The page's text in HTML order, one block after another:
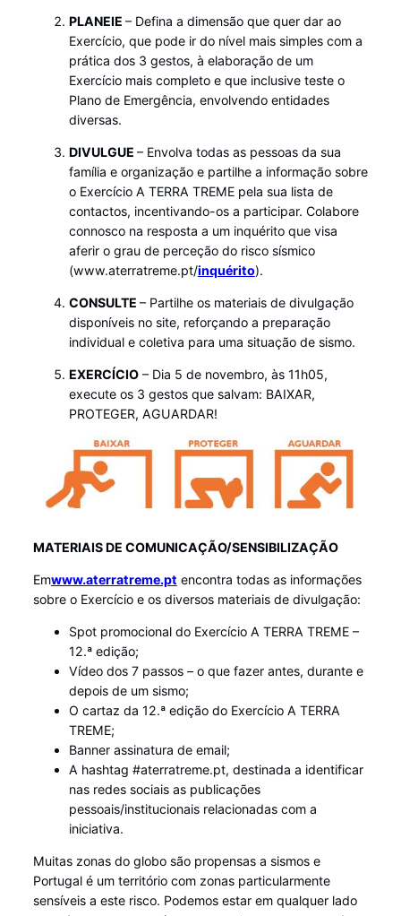
PLANEIE – Defina a dimensão que quer dar ao
Exercício, que pode ir do nível mais simples com a
prática dos 3 gestos, à elaboração de um
Exercício mais completo e que inclusive teste o
Plano de Emergência, envolvendo entidades
diversas.
DIVULGUE – Envolva todas as pessoas da sua
família e organização e partilhe a informação sobre
o Exercício A TERRA TREME pela sua lista de
contactos, incentivando-os a participar. Colabore
connosco na resposta a um inquérito que visa
aferir o grau de perceção do risco sísmico
(www.aterratreme.pt/inquérito).
CONSULTE – Partilhe os materiais de divulgação
disponíveis no site, reforçando a preparação
individual e coletiva para uma situação de sismo.
EXERCÍCIO– Dia 5 de novembro, às 11h05,
execute os 3 gestos que salvam: BAIXAR,
PROTEGER, AGUARDAR!
MATERIAIS DE COMUNICAÇÃO/SENSIBILIZAÇÃO
Emwww.aterratreme.pt encontra todas as informações
sobre o Exercício e os diversos materiais de divulgação:
Spot promocional do Exercício A TERRA TREME –
12.ª edição;
Vídeo dos 7 passos – o que fazer antes, durante e
depois de um sismo;
O cartaz da 12.ª edição do Exercício A TERRA
TREME;
Banner assinatura de email;
A hashtag #aterratreme.pt, destinada a identificar
nas redes sociais as publicações
pessoais/institucionais relacionadas com a
iniciativa.
Muitas zonas do globo são propensas a sismos e
Portugal é um território com zonas particularmente
sensíveis a este risco. Podemos estar em qualquer lado